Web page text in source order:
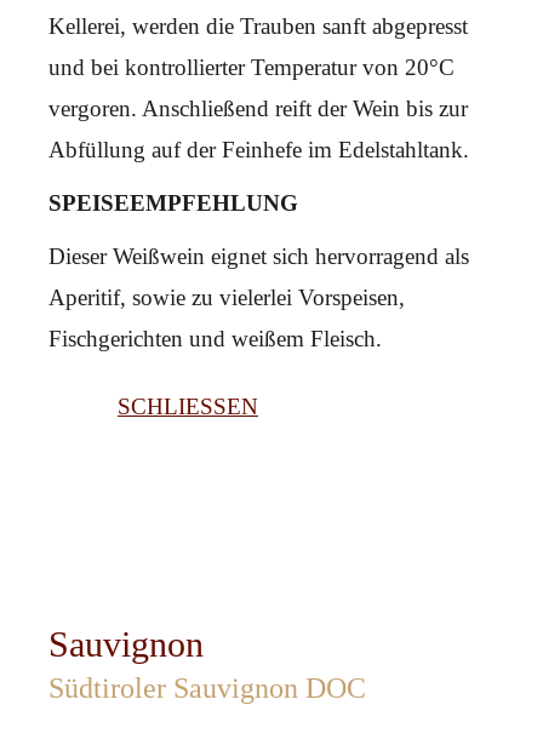
Kellerei, werden die Trauben sanft abgepresst
und bei kontrollierter Temperatur von 20°C
vergoren. Anschließend reift der Wein bis zur
Abfüllung auf der Feinhefe im Edelstahltank.
SPEISEEMPFEHLUNG
Dieser Weißwein eignet sich hervorragend als
Aperitif, sowie zu vielerlei Vorspeisen,
Fischgerichten und weißem Fleisch.
SCHLIESSEN
Sauvignon
Südtiroler Sauvignon DOC